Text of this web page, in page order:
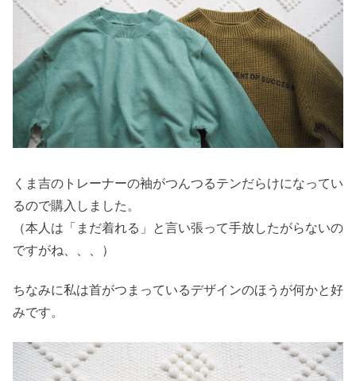
くま吉のトレーナーの袖がつんつるテンだらけになってい
るので購入しました。
（本人は「まだ着れる」と言い張って手放したがらないの
ですがね、、、）
ちなみに私は首がつまっているデザインのほうが何かと好
みです。